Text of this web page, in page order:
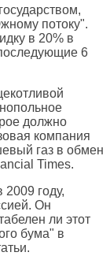
потоку".
в 20% в
6
должно
компания
газ в обмен
Times.
году,
Он
ли этот
бума" в